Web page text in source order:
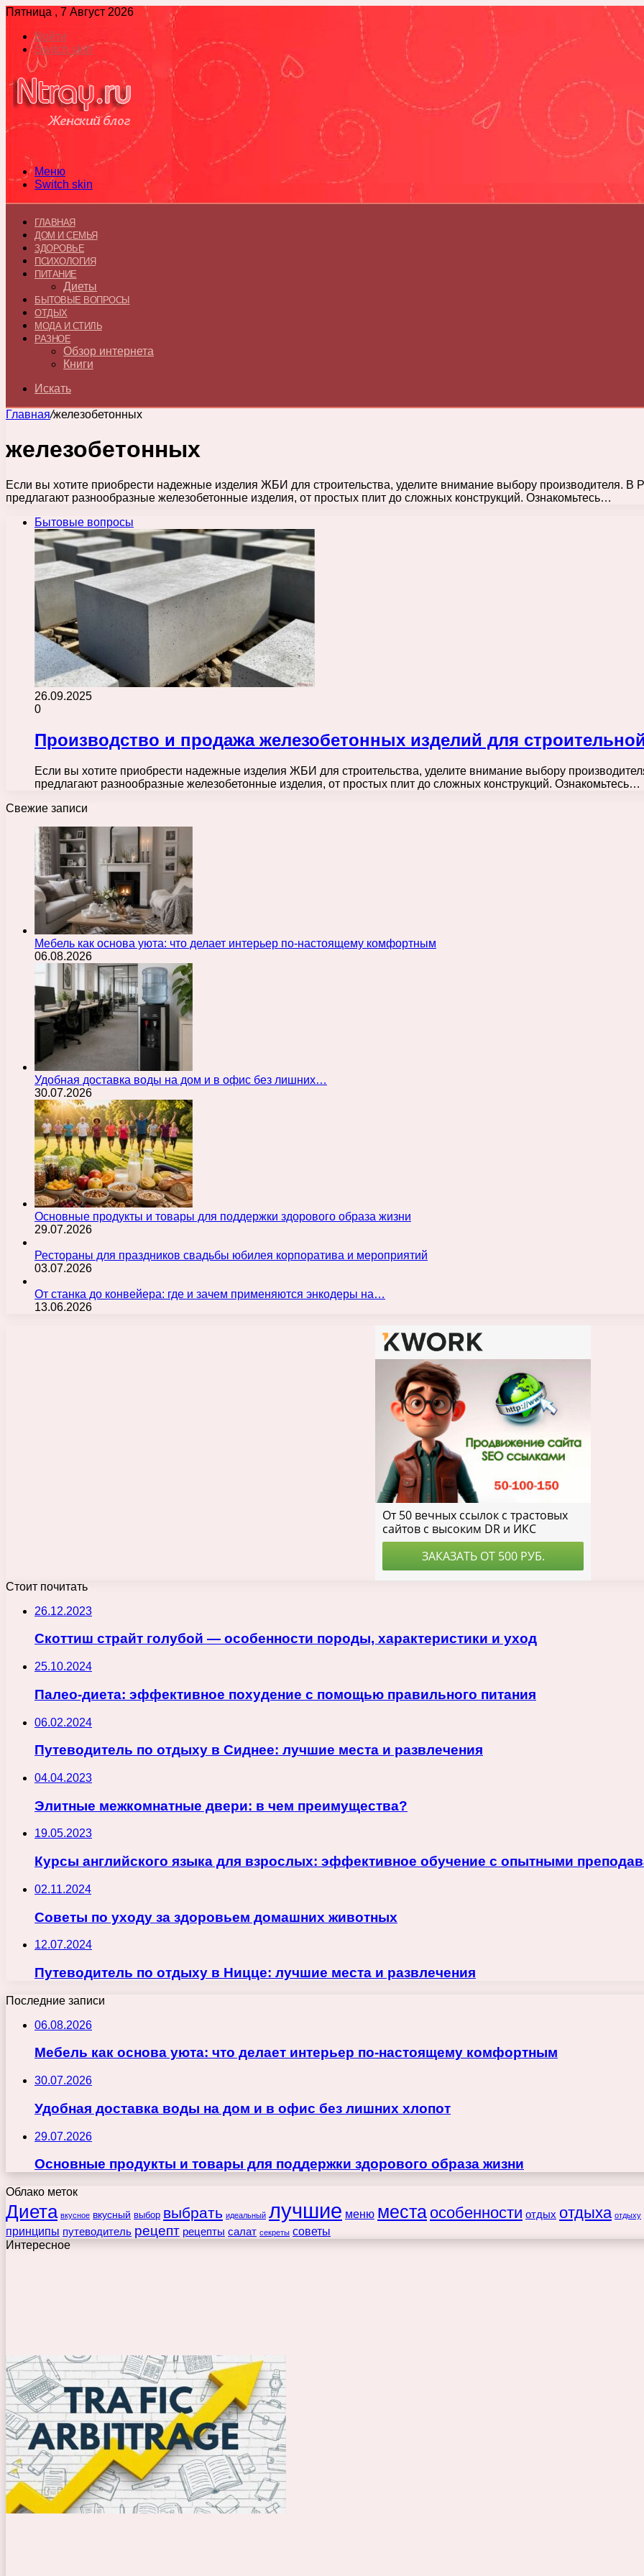
Пятница , 7 Август 2026
Войти
Switch skin
Меню
Switch skin
ГЛАВНАЯ
ДОМ И СЕМЬЯ
ЗДОРОВЬЕ
ПСИХОЛОГИЯ
ПИТАНИЕ
Диеты
БЫТОВЫЕ ВОПРОСЫ
ОТДЫХ
МОДА И СТИЛЬ
РАЗНОЕ
Обзор интернета
Книги
Искать
Главная/железобетонных
железобетонных
Если вы хотите приобрести надежные изделия ЖБИ для строительства, уделите внимание выбору производителя. В
предлагают разнообразные железобетонные изделия, от простых плит до сложных конструкций. Ознакомьтесь…
Бытовые вопросы
26.09.2025
0
Производство и продажа железобетонных изделий для
Если вы хотите приобрести надежные изделия ЖБИ для строительства, уделите внимание выбору
предлагают разнообразные железобетонные изделия, от простых плит до сложных конструкций. Ознакомьтесь…
Свежие записи
Мебель как основа уюта: что делает интерьер по-настоящему комфортным
06.08.2026
Удобная доставка воды на дом и в офис без лишних…
30.07.2026
Основные продукты и товары для поддержки здорового образа жизни
29.07.2026
Рестораны для праздников свадьбы юбилея корпоратива и мероприятий
03.07.2026
От станка до конвейера: где и зачем применяются энкодеры на…
13.06.2026
Стоит почитать
26.12.2023
Скоттиш страйт голубой — особенности породы, характеристики и уход
25.10.2024
Палео-диета: эффективное похудение с помощью правильного питания
06.02.2024
Путеводитель по отдыху в Сиднее: лучшие места и развлечения
04.04.2023
Элитные межкомнатные двери: в чем преимущества?
19.05.2023
Курсы английского языка для взрослых: эффективное обучение с опытными
02.11.2024
Советы по уходу за здоровьем домашних животных
12.07.2024
Путеводитель по отдыху в Ницце: лучшие места и развлечения
Последние записи
06.08.2026
Мебель как основа уюта: что делает интерьер по-настоящему комфортным
30.07.2026
Удобная доставка воды на дом и в офис без лишних хлопот
29.07.2026
Основные продукты и товары для поддержки здорового образа жизни
Облако меток
Диета вкусное вкусный выбор выбрать идеальный лучшие меню места особенности отдых отдыха отдыху
принципы путеводитель рецепт рецепты салат секреты советы
Интересное